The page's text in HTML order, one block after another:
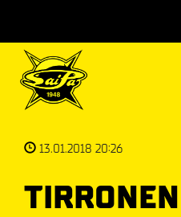
13.01.2018 20:26